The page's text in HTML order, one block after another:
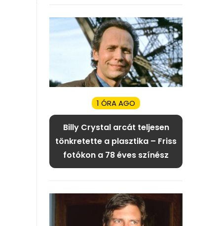
1 ÓRA AGO
Billy Crystal arcát teljesen
tönkretette a plasztika – Friss
fotókon a 78 éves színész